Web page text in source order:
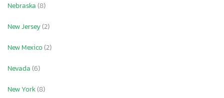
Nebraska(8)
New Jersey(2)
New Mexico(2)
Nevada(6)
New York(8)